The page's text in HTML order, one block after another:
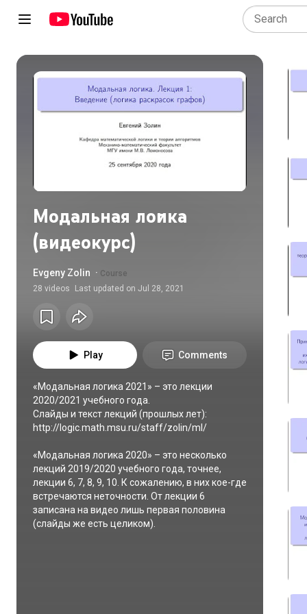
Модальная логика
(видеокурс)
Evgeny Zolin · Course
28 videos Last updated on Jul 28, 2021
Play Comments
«Модальная логика 2021» – это лекции
2020/2021 учебного года.
Слайды и текст лекций (прошлых лет):
http://logic.math.msu.ru/staff/zolin/ml/
«Модальная логика 2020» – это несколько
лекций 2019/2020 учебного года, точнее,
лекции 6, 7, 8, 9, 10. К сожалению, в них кое-где
встречаются неточности. От лекции 6
записана на видео лишь первая половина
(слайды же есть целиком).